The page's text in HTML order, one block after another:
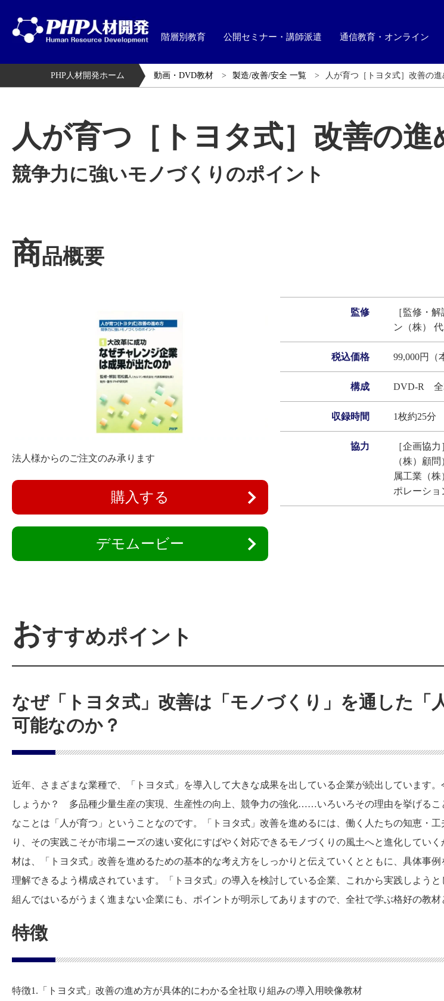
階層別教育 公開セミナー・講師派遣 通信教育・オンライン
PHP人材開発ホーム 動画・DVD教材 製造/改善/安全 一覧 人が育つ［トヨタ式］改善の進
人が育つ［トヨタ式］改善の進
競争力に強いモノづくりのポイント
商品概要
法人様からのご注文のみ承ります
購入する
デモムービー
監修
［監修・
ン（株）
税込価格 99,000円（
構成 DVD‐R 全
収録時間 1枚約25分
協力
［企画協
（株）顧
属工業（
ポレーショ
おすすめポイント
なぜ「トヨタ式」改善は「モノづくり」を通した「
可能なのか？
近年、さまざまな業種で、「トヨタ式」を導入して大きな成果を出している企業が続出しています
しょうか？ 多品種少量生産の実現、生産性の向上、競争力の強化……いろいろその理由を挙げるこ
なことは「人が育つ」ということなのです。「トヨタ式」改善を進めるには、働く人たちの知恵・
り、その実践こそが市場ニーズの速い変化にすばやく対応できるモノづくりの風土へと進化してい
材は、「トヨタ式」改善を進めるための基本的な考え方をしっかりと伝えていくとともに、具体事例
理解できるよう構成されています。「トヨタ式」の導入を検討している企業、これから実践しようと
組んではいるがうまく進まない企業にも、ポイントが明示してありますので、全社で学ぶ格好の教材
特徴
特徴1.「トヨタ式」改善の進め方が具体的にわかる全社取り組みの導入用映像教材